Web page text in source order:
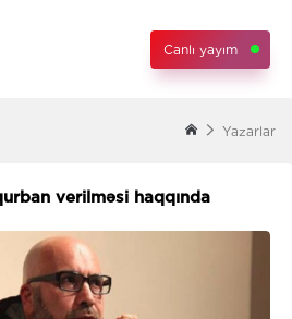
Canlı yayım
Yazarlar
verilməsi haqqında